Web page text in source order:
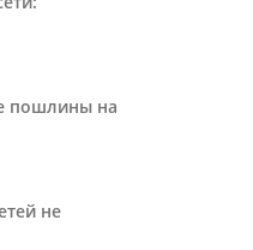
пошлины на
не